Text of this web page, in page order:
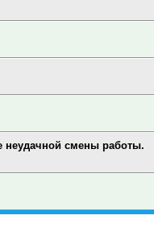
неудачной смены работы.